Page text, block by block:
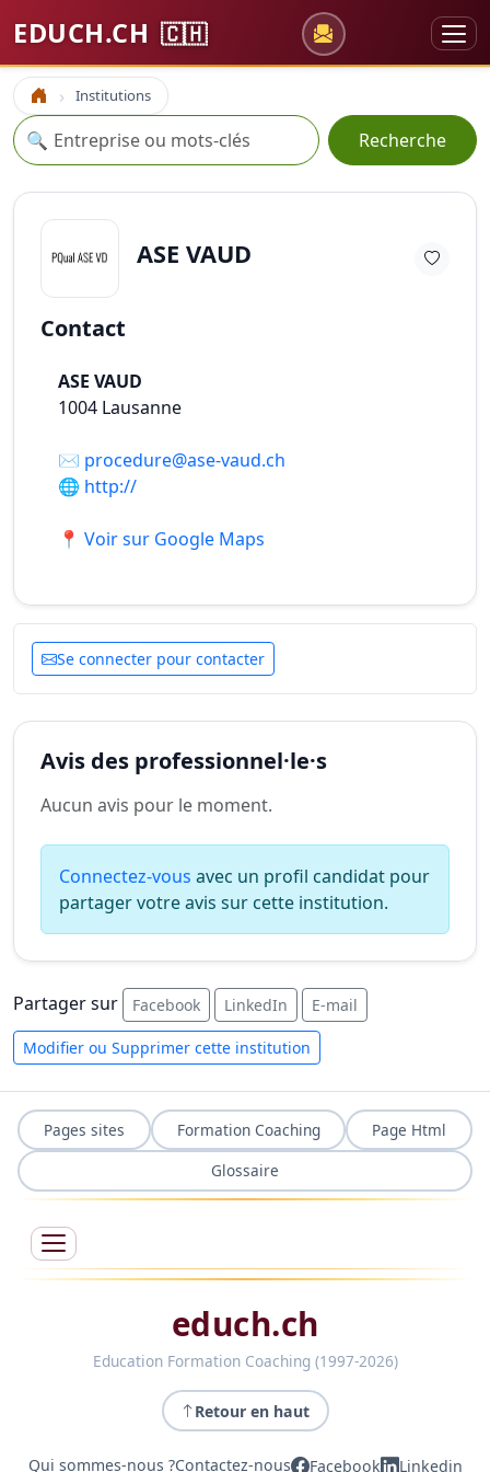
EDUCH.CH 🇨🇭
Accueil Institutions
Recherche
🔍 Recherche
ASE VAUD
Contact
ASE VAUD
1004 Lausanne
✉️ procedure@ase-vaud.ch
🌐 http://
📍 Voir sur Google Maps
Se connecter pour contacter
Avis des professionnel·le·s
Aucun avis pour le moment.
Connectez-vous avec un profil candidat pour
partager votre avis sur cette institution.
Partager sur Facebook LinkedIn E-mail
Modifier ou Supprimer cette institution
Pages sites Formation Coaching
Page Html
Glossaire
educh.ch
Education Formation Coaching (1997-2026)
Retour en haut
Qui sommes-nous ?Contactez-nous Facebook Linkedin